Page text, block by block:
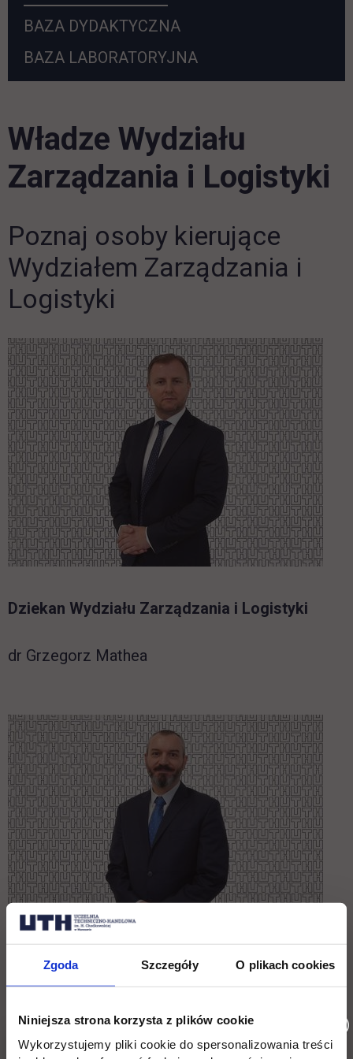
Zgoda Szczegóły O plikach cookies
Niniejsza strona korzysta z plików cookie
Wykorzystujemy pliki cookie do spersonalizowania treści
BAZA DYDAKTYCZNA
BAZA LABORATORYJNA
Władze Wydziału
Zarządzania i Logistyki
Poznaj osoby kierujące
Wydziałem Zarządzania i
Logistyki
Dziekan Wydziału Zarządzania i Logistyki
dr Grzegorz Mathea
Prodziekan ds. kierunku Bezpieczeństwo